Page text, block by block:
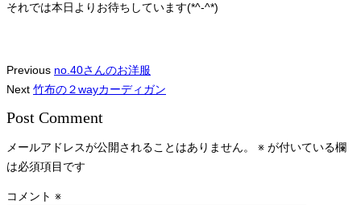
それでは本日よりお待ちしています(*^-^*)
Previous no.40さんのお洋服
Next 竹布の２wayカーディガン
Post Comment
メールアドレスが公開されることはありません。 ※ が付いている欄
は必須項目です
コメント ※